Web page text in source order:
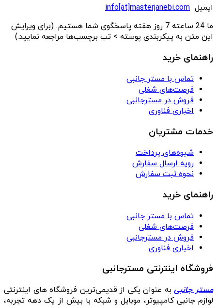
ایمیل info[at]masterjanebi.com
ما 24 ساعته 7 روز هفته پاسخگوی شما هستیم. (برای ویرایش
این متن به پیکربندی پوسته > تب برچسب‌ها مراجعه نمایید.)
راهنمای خرید
تماس با مستر جانبی
فرصت‌های شغلی
فروش در مسترجانبی
اخباری فناوری
خدمات مشتریان
شیوه‌های پرداخت
رویه ارسال سفارش
نحوه ثبت سفارش
راهنمای خرید
تماس با مستر جانبی
فرصت‌های شغلی
فروش در مسترجانبی
اخباری فناوری
فروشگاه اینترنتی مسترجانبی
مستر جانبیبه عنوان یکی از قدیمی‌ترین فروشگاه های اینترنتی
لوازم جانبی کامپیوتر، موبایل و شبکه با بیش از یک دهه تجربه،